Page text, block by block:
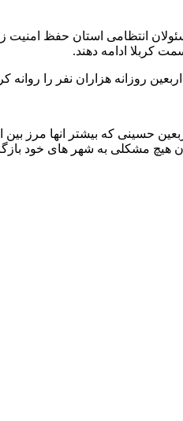
انتظامی استان حفظ امنیت
کربلا ادامه دهند.
روزانه هزاران نفر را
حسینی که بیشتر انها مرز بین
هیچ مشکلی به شهر های خود